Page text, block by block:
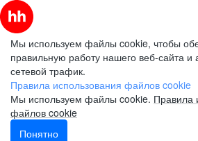
Мы используем файлы cookie, чтобы
правильную работу нашего веб-сайта и
сетевой трафик.
Правила использования файлов cookie
Мы используем файлы cookie. Правила
файлов cookie
Понятно